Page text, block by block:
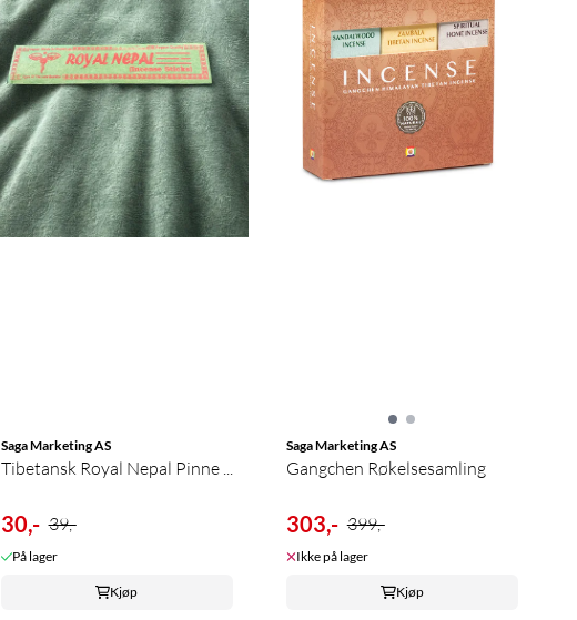
Saga Marketing AS
Tibetansk Royal Nepal Pinne ...
30,- 39,-
På lager
Kjøp
Saga Marketing AS
Gangchen Røkelsesamling
303,- 399,-
Ikke på lager
Kjøp